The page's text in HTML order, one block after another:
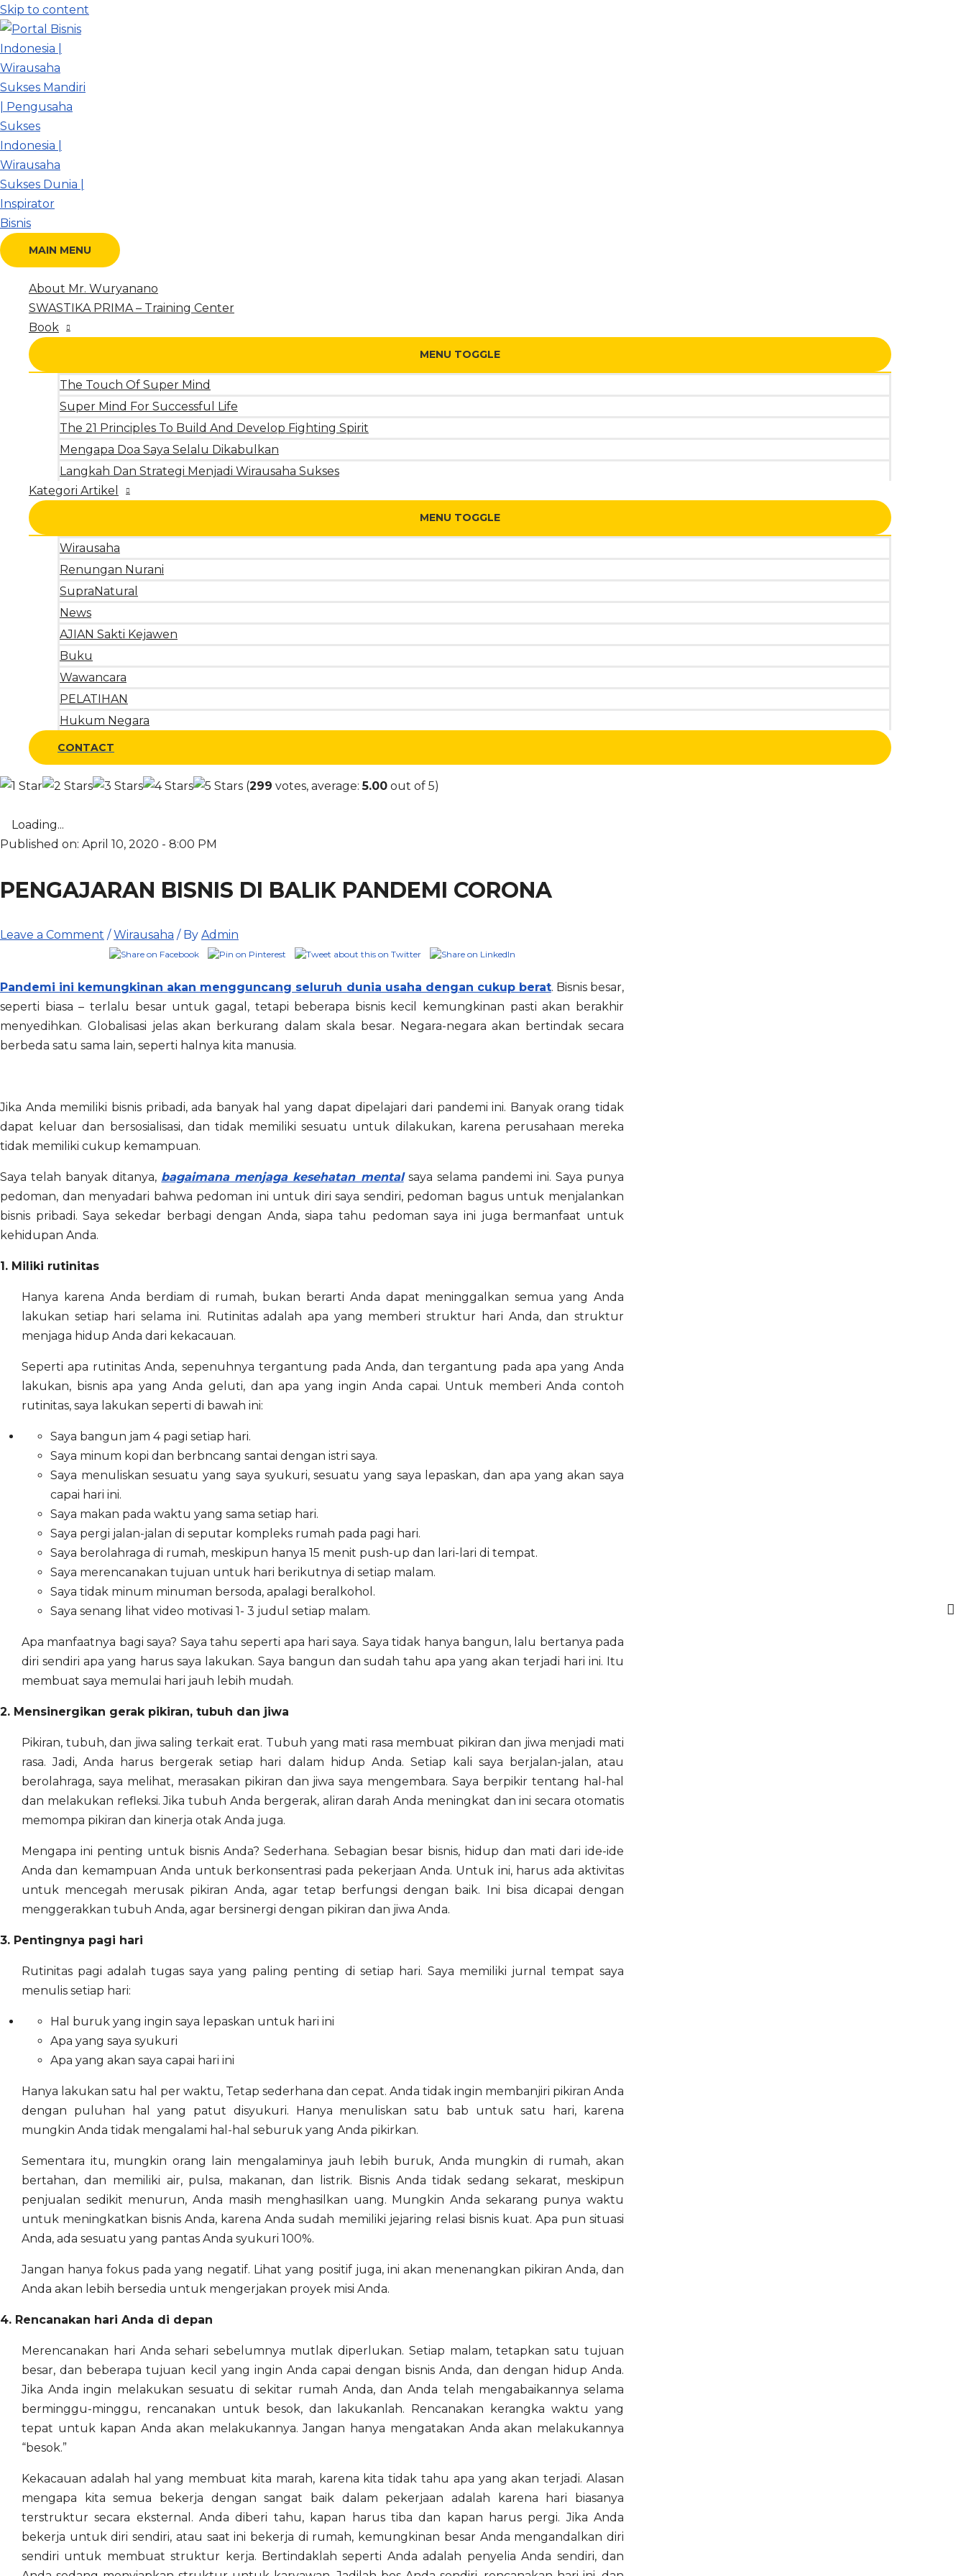
Skip to content
MAIN MENU
About Mr. Wuryanano
SWASTIKA PRIMA – Training Center
Book
MENU TOGGLE
The Touch Of Super Mind
Super Mind For Successful Life
The 21 Principles To Build And Develop Fighting Spirit
Mengapa Doa Saya Selalu Dikabulkan
Langkah Dan Strategi Menjadi Wirausaha Sukses
Kategori Artikel
MENU TOGGLE
Wirausaha
Renungan Nurani
SupraNatural
News
AJIAN Sakti Kejawen
Buku
Wawancara
PELATIHAN
Hukum Negara
CONTACT
(299 votes, average:5.00 out of 5)
Loading...
Published on: April 10, 2020 - 8:00 PM
PENGAJARAN BISNIS DI BALIK PANDEMI CORONA
Leave a Comment /Wirausaha / By Admin
Pandemi ini kemungkinan akan mengguncang seluruh dunia usaha dengan cukup berat. Bisnis besar,
seperti biasa – terlalu besar untuk gagal, tetapi beberapa bisnis kecil kemungkinan pasti akan berakhir
menyedihkan. Globalisasi jelas akan berkurang dalam skala besar. Negara-negara akan bertindak secara
berbeda satu sama lain, seperti halnya kita manusia.
Jika Anda memiliki bisnis pribadi, ada banyak hal yang dapat dipelajari dari pandemi ini. Banyak orang tidak
dapat keluar dan bersosialisasi, dan tidak memiliki sesuatu untuk dilakukan, karena perusahaan mereka
tidak memiliki cukup kemampuan.
Saya telah banyak ditanya, bagaimana menjaga kesehatan mentalsaya selama pandemi ini. Saya punya
pedoman, dan menyadari bahwa pedoman ini untuk diri saya sendiri, pedoman bagus untuk menjalankan
bisnis pribadi. Saya sekedar berbagi dengan Anda, siapa tahu pedoman saya ini juga bermanfaat untuk
kehidupan Anda.
1. Miliki rutinitas
Hanya karena Anda berdiam di rumah, bukan berarti Anda dapat meninggalkan semua yang Anda
lakukan setiap hari selama ini. Rutinitas adalah apa yang memberi struktur hari Anda, dan struktur
menjaga hidup Anda dari kekacauan.
Seperti apa rutinitas Anda, sepenuhnya tergantung pada Anda, dan tergantung pada apa yang Anda
lakukan, bisnis apa yang Anda geluti, dan apa yang ingin Anda capai. Untuk memberi Anda contoh
rutinitas, saya lakukan seperti di bawah ini:
Saya bangun jam 4 pagi setiap hari.
Saya minum kopi dan berbncang santai dengan istri saya.
Saya menuliskan sesuatu yang saya syukuri, sesuatu yang saya lepaskan, dan apa yang akan saya
capai hari ini.
Saya makan pada waktu yang sama setiap hari.
Saya pergi jalan-jalan di seputar kompleks rumah pada pagi hari.
Saya berolahraga di rumah, meskipun hanya 15 menit push-up dan lari-lari di tempat.
Saya merencanakan tujuan untuk hari berikutnya di setiap malam.
Saya tidak minum minuman bersoda, apalagi beralkohol.
Saya senang lihat video motivasi 1- 3 judul setiap malam.
Apa manfaatnya bagi saya? Saya tahu seperti apa hari saya. Saya tidak hanya bangun, lalu bertanya pada
diri sendiri apa yang harus saya lakukan. Saya bangun dan sudah tahu apa yang akan terjadi hari ini. Itu
membuat saya memulai hari jauh lebih mudah.
2. Mensinergikan gerak pikiran, tubuh dan jiwa
Pikiran, tubuh, dan jiwa saling terkait erat. Tubuh yang mati rasa membuat pikiran dan jiwa menjadi mati
rasa. Jadi, Anda harus bergerak setiap hari dalam hidup Anda. Setiap kali saya berjalan-jalan, atau
berolahraga, saya melihat, merasakan pikiran dan jiwa saya mengembara. Saya berpikir tentang hal-hal
dan melakukan refleksi. Jika tubuh Anda bergerak, aliran darah Anda meningkat dan ini secara otomatis
memompa pikiran dan kinerja otak Anda juga.
Mengapa ini penting untuk bisnis Anda? Sederhana. Sebagian besar bisnis, hidup dan mati dari ide-ide
Anda dan kemampuan Anda untuk berkonsentrasi pada pekerjaan Anda. Untuk ini, harus ada aktivitas
untuk mencegah merusak pikiran Anda, agar tetap berfungsi dengan baik. Ini bisa dicapai dengan
menggerakkan tubuh Anda, agar bersinergi dengan pikiran dan jiwa Anda.
3. Pentingnya pagi hari
Rutinitas pagi adalah tugas saya yang paling penting di setiap hari. Saya memiliki jurnal tempat saya
menulis setiap hari:
Hal buruk yang ingin saya lepaskan untuk hari ini
Apa yang saya syukuri
Apa yang akan saya capai hari ini
Hanya lakukan satu hal per waktu, Tetap sederhana dan cepat. Anda tidak ingin membanjiri pikiran Anda
dengan puluhan hal yang patut disyukuri. Hanya menuliskan satu bab untuk satu hari, karena
mungkin Anda tidak mengalami hal-hal seburuk yang Anda pikirkan.
Sementara itu, mungkin orang lain mengalaminya jauh lebih buruk, Anda mungkin di rumah, akan
bertahan, dan memiliki air, pulsa, makanan, dan listrik. Bisnis Anda tidak sedang sekarat, meskipun
penjualan sedikit menurun, Anda masih menghasilkan uang. Mungkin Anda sekarang punya waktu
untuk meningkatkan bisnis Anda, karena Anda sudah memiliki jejaring relasi bisnis kuat. Apa pun situasi
Anda, ada sesuatu yang pantas Anda syukuri 100%.
Jangan hanya fokus pada yang negatif. Lihat yang positif juga, ini akan menenangkan pikiran Anda, dan
Anda akan lebih bersedia untuk mengerjakan proyek misi Anda.
4. Rencanakan hari Anda di depan
Merencanakan hari Anda sehari sebelumnya mutlak diperlukan. Setiap malam, tetapkan satu tujuan
besar, dan beberapa tujuan kecil yang ingin Anda capai dengan bisnis Anda, dan dengan hidup Anda.
Jika Anda ingin melakukan sesuatu di sekitar rumah Anda, dan Anda telah mengabaikannya selama
berminggu-minggu, rencanakan untuk besok, dan lakukanlah. Rencanakan kerangka waktu yang
tepat untuk kapan Anda akan melakukannya. Jangan hanya mengatakan Anda akan melakukannya
“besok.”
Kekacauan adalah hal yang membuat kita marah, karena kita tidak tahu apa yang akan terjadi. Alasan
mengapa kita semua bekerja dengan sangat baik dalam pekerjaan adalah karena hari biasanya
terstruktur secara eksternal. Anda diberi tahu, kapan harus tiba dan kapan harus pergi. Jika Anda
bekerja untuk diri sendiri, atau saat ini bekerja di rumah, kemungkinan besar Anda mengandalkan diri
sendiri untuk membuat struktur kerja. Bertindaklah seperti Anda adalah penyelia Anda sendiri, dan